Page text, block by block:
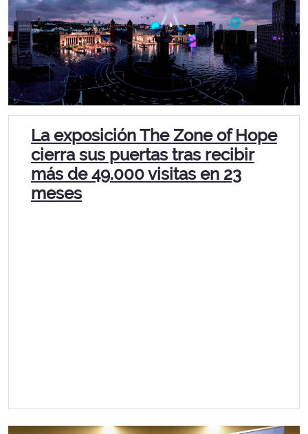
La exposición The Zone of Hope
cierra sus puertas tras recibir
más de 49.000 visitas en 23
meses